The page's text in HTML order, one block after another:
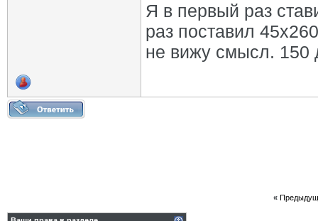
Я в первый раз
раз поставил
не вижу смысл. 150
«